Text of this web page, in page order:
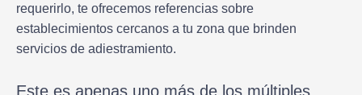
requerirlo, te ofrecemos referencias sobre
establecimientos cercanos a tu zona que brinden
servicios de adiestramiento.
Este es apenas uno más de los múltiples